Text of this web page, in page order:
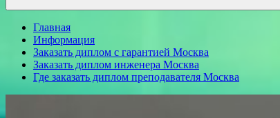
Главная
Информация
Заказать диплом с гарантией Москва
Заказать диплом инженера Москва
Где заказать диплом преподавателя Москва